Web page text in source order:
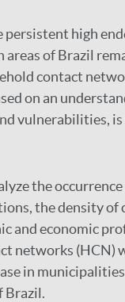
persistent high
of Brazil
contact
on an
vulnerabilities,
the
the density of
and economic
networks (HCN)
in
Brazil.